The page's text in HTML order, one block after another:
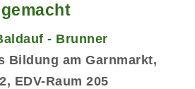
- Brunner
Bildung am Garnmarkt,
EDV-Raum 205